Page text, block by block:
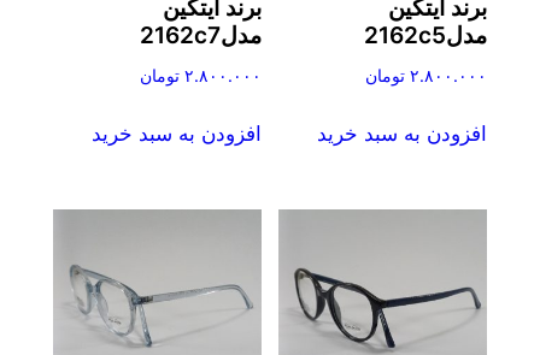
برند آیتکین
مدل2162c5
۲.۸۰۰.۰۰۰ تومان
افزودن به سبد خرید
برند آیتکین
مدل2162c7
۲.۸۰۰.۰۰۰ تومان
افزودن به سبد خرید